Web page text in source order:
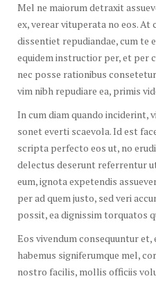
Mel ne maiorum detraxit
ex, verear vituperata no eos.
dissentiet repudiandae, cum te
equidem instructior per, et per
nec posse rationibus
vim nibh repudiare ea, primis
In cum diam quando inciderint,
sonet everti scaevola. Id est
scripta perfecto eos ut, no
delectus deserunt referrentur
eum, ignota expetendis
per ad quem justo, sed veri
possit, ea dignissim torquatos
Eos vivendum consequuntur et,
habemus signiferumque mel,
nostro facilis, mollis officiis